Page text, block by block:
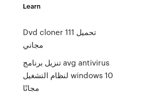
Learn
Dvd cloner 111 تحميل
مجاني
تنزيل برنامج avg antivirus
لنظام التشغيل windows 10
مجانًا